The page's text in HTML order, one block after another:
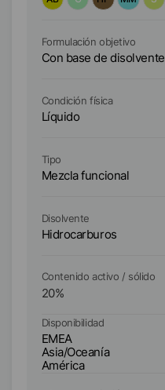
Formulación objetivo
Con base de disolvente
Condición física
Líquido
Tipo
Mezcla funcional
Disolvente
Hidrocarburos
Contenido activo / sólido
20%
Disponibilidad
EMEA
Asia/Oceanía
América